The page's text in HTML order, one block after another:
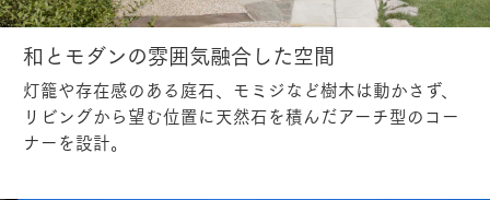
和とモダンの雰囲気融合した空間
灯籠や存在感のある庭石、モミジなど樹木は動かさず、
リビングから望む位置に天然石を積んだアーチ型のコー
ナーを設計。